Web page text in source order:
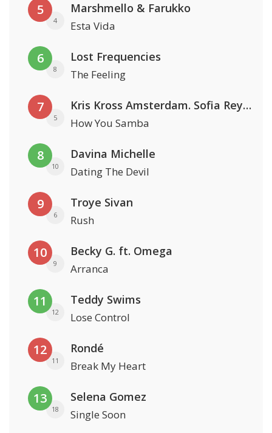
5
4
Marshmello & Farukko
Esta Vida
6
8
Lost Frequencies
The Feeling
7
5
Kris Kross Amsterdam. Sofia Reyes & Tinie Tempah
How You Samba
8
10
Davina Michelle
Dating The Devil
9
6
Troye Sivan
Rush
10
9
Becky G. ft. Omega
Arranca
11
12
Teddy Swims
Lose Control
12
11
Rondé
Break My Heart
13
18
Selena Gomez
Single Soon